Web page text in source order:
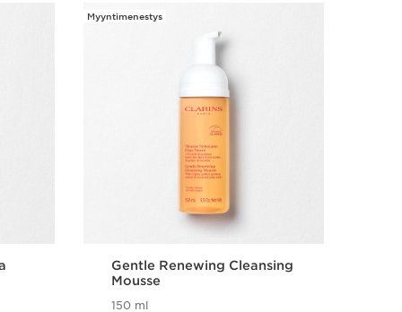
Myyntimenestys
Gentle Renewing Cleansing
Mousse
150 ml